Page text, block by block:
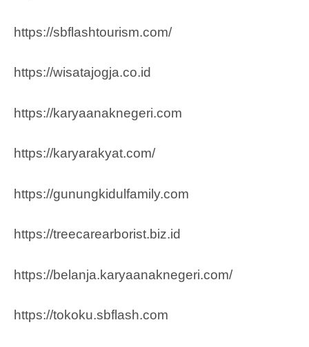
https://sbflashtourism.com/
https://wisatajogja.co.id
https://karyaanaknegeri.com
https://karyarakyat.com/
https://gunungkidulfamily.com
https://treecarearborist.biz.id
https://belanja.karyaanaknegeri.com/
https://tokoku.sbflash.com